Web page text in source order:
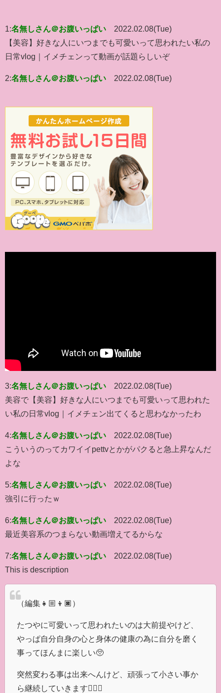
1:名無しさん＠お腹いっぱい
2022.02.08(Tue)
【美容】好きな人にいつまでも可愛いって思われたい私の
日常vlog｜イメチェンって動画が話題らしいぞ
2:名無しさん＠お腹いっぱい 2022.02.08(Tue)
3:名無しさん＠お腹いっぱい
2022.02.08(Tue)
美容で【美容】好きな人にいつまでも可愛いって思われた
い私の日常vlog｜イメチェン出てくると思わなかったわ
4:名無しさん＠お腹いっぱい
2022.02.08(Tue)
こういうのってカワイイpettvとかがパクると急上昇なんだ
よな
5:名無しさん＠お腹いっぱい
2022.02.08(Tue)
強引に行ったｗ
6:名無しさん＠お腹いっぱい
2022.02.08(Tue)
最近美容系のつまらない動画増えてるからな
7:名無しさん＠お腹いっぱい
2022.02.08(Tue)
This is description
（編集👧🏼👦🏿）
たつやに可愛いって思われたいのは大前提やけど、
やっぱ自分自身の心と身体の健康の為に自分を磨く
事ってほんまに楽しい🥺
突然変わる事は出来へんけど、頑張って小さい事か
ら継続していきます🧖🏼‍♀️